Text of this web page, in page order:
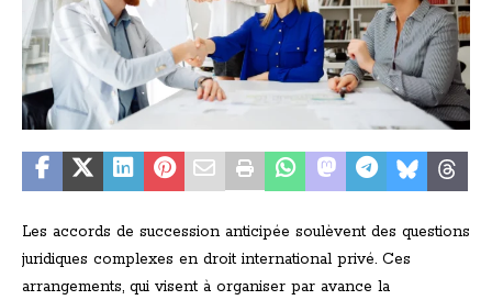
Les accords de succession anticipée soulèvent des questions
juridiques complexes en droit international privé. Ces
arrangements, qui visent à organiser par avance la